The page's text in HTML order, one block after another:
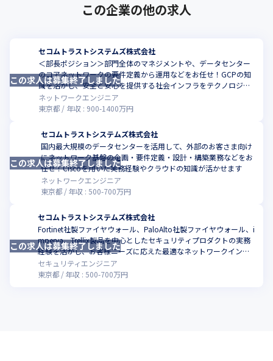
この企業の他の求人
セコムトラストシステムズ株式会社
＜部長ポジション＞部門全体のマネジメントや、データセンター
のコアネットワークの要件定義から運用などをお任せ！GCPの知
識を活かし、安全と安心を提供する社会インフラをテクノロジー
で支えませんか？
ネットワークエンジニア
東京都
年収 : 900-1400万円
この求人は募集終了しました
セコムトラストシステムズ株式会社
国内最大規模のデータセンターを活用して、外部のお客さま向け
にネットワーク基盤の企画・要件定義・設計・構築業務などをお
任せ！Ciscoを用いた実務経験やクラウドの知識が活かせます
ネットワークエンジニア
東京都
年収 :500-700万円
この求人は募集終了しました
セコムトラストシステムズ株式会社
Fortinet社製ファイヤウォール、PaloAlto社製ファイヤウォール、i
mperva、Trellix製品を中心としたセキュリティプロダクトの実務
経験を活かし、お客様ニーズに応えた最適なネットワークインフ
ラ環境を提供しませんか。
セキュリティエンジニア
東京都
年収 :500-700万円
この求人は募集終了しました